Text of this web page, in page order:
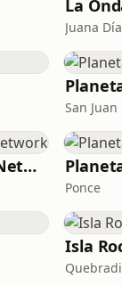
La
Juana
San Juan
The Rock Radio Network
Ponce
Isla